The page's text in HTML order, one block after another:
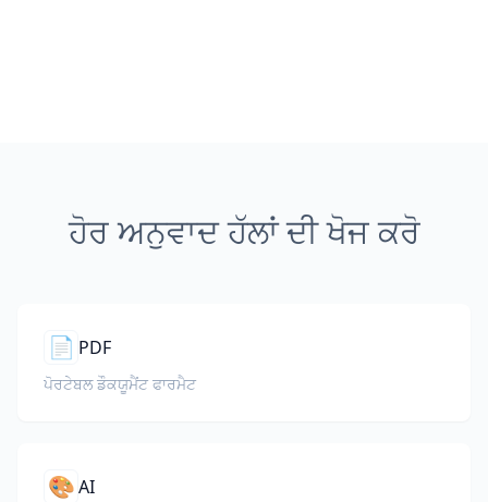
ਹੋਰ ਅਨੁਵਾਦ ਹੱਲਾਂ ਦੀ ਖੋਜ ਕਰੋ
📄 PDF
ਪੋਰਟੇਬਲ ਡੌਕਯੂਮੈਂਟ ਫਾਰਮੈਟ
🎨AI